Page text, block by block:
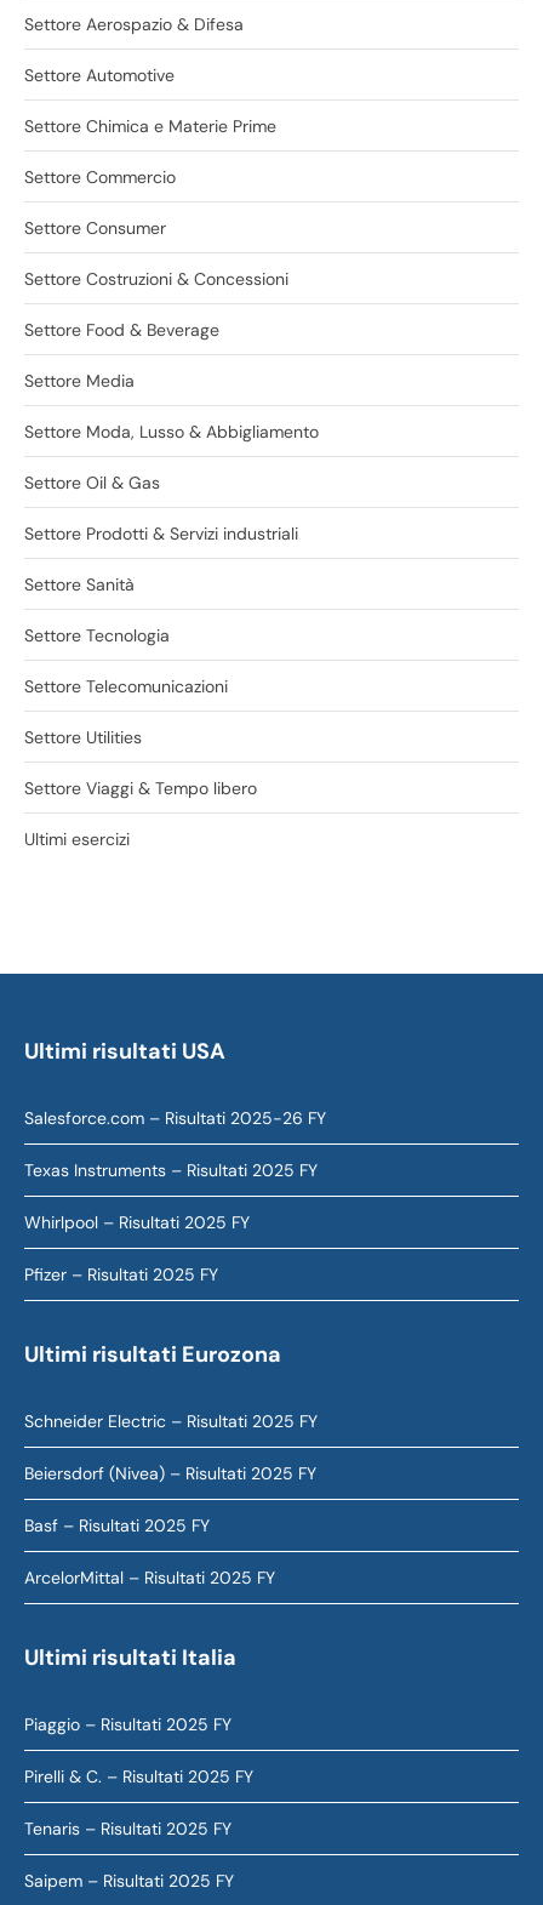
Settore Aerospazio & Difesa
Settore Automotive
Settore Chimica e Materie Prime
Settore Commercio
Settore Consumer
Settore Costruzioni & Concessioni
Settore Food & Beverage
Settore Media
Settore Moda, Lusso & Abbigliamento
Settore Oil & Gas
Settore Prodotti & Servizi industriali
Settore Sanità
Settore Tecnologia
Settore Telecomunicazioni
Settore Utilities
Settore Viaggi & Tempo libero
Ultimi esercizi
Ultimi risultati USA
Salesforce.com – Risultati 2025-26 FY
Texas Instruments – Risultati 2025 FY
Whirlpool – Risultati 2025 FY
Pfizer – Risultati 2025 FY
Ultimi risultati Eurozona
Schneider Electric – Risultati 2025 FY
Beiersdorf (Nivea) – Risultati 2025 FY
Basf – Risultati 2025 FY
ArcelorMittal – Risultati 2025 FY
Ultimi risultati Italia
Piaggio – Risultati 2025 FY
Pirelli & C. – Risultati 2025 FY
Tenaris – Risultati 2025 FY
Saipem – Risultati 2025 FY